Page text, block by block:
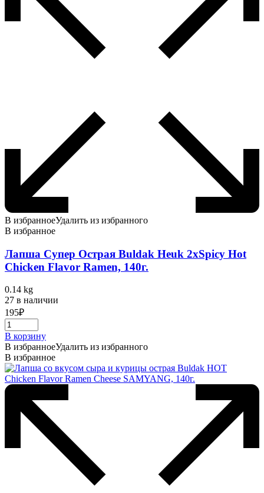
В избранноеУдалить из избранного
В избранное
Лапша Супер Острая Buldak Heuk 2хSpicy Hot
Chicken Flavor Ramen, 140г.
0.14 kg
27 в наличии
195₽
В корзину
В избранноеУдалить из избранного
В избранное